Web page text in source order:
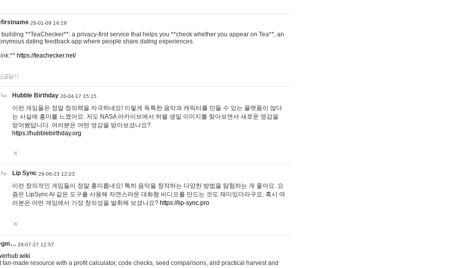
26-01-09 14:19
building **TeaChecker**: a privacy-first service that helps you **check whether you appear on Tea**, an
dating feedback app where people share dating experiences.
https://teachecker.net/
글달기
Hubble Birthday 26-04-17 15:15
이런 게임들은 정말 창의력을 자극하네요! 이렇게 독특한 음악과 캐릭터를 만들 수 있는 플랫폼이 많다
는 사실에 흥미를 느꼈어요. 저도 NASA 아카이브에서 허블 생일 이미지를 찾아보면서 새로운 영감을
얻어봤답니다. 여러분은 어떤 영감을 받아보셨나요?
https://hubblebirthday.org
Lip Sync 26-06-23 12:23
이런 창의적인 게임들이 정말 흥미롭네요! 특히 음악을 창작하는 다양한 방법을 탐험하는 게 좋아요. 요
즘은 LipSync AI 같은 도구를 사용해 자연스러운 대화형 비디오를 만드는 것도 재미있더라구요. 혹시 여
러분은 어떤 게임에서 가장 창의성을 발휘해 보셨나요? https://lip-sync.pro
26-07-27 12:57
made resource with a profit calculator, code checks, seed comparisons, and practical harvest and